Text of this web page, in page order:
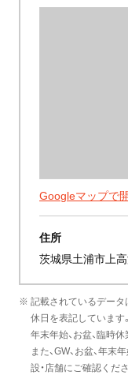
Googleマップで
住所
茨城県土浦市上
※ 記載されているデータ
休日を表記しています。
年末年始、お盆、臨時
また、GW、お盆、年
設・店舗にご確認くだ